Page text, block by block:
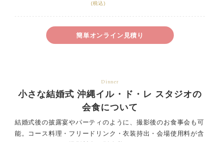
(税込)
簡単オンライン見積り
Dinner
小さな結婚式 沖縄イル・ド・レ スタジオの
会食について
結婚式後の披露宴やパーティのように、撮影後のお食事会も可
能。
コース料理・フリードリンク・衣装持出・会場使用料が含